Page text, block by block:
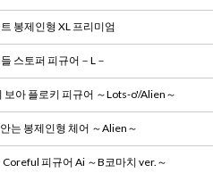
봉제인형 XL 프리미엄
스토퍼 피규어－L－
보아 플로키 피규어 ～Lots-o'/Alien～
는 봉제인형 체어 ～Alien～
Coreful 피규어 Ai ～B코마치 ver.～